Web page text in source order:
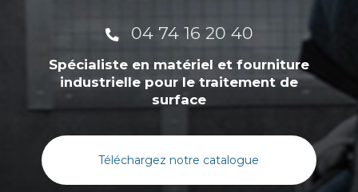
04 74 16 20 40
Spécialiste en matériel et fourniture
industrielle pour le traitement de
surface
Téléchargez notre catalogue